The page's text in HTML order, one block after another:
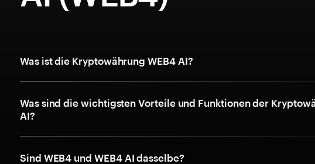
Was ist die Kryptowährung WEB4 AI?
Was sind die wichtigsten Vorteile und Funktionen der
AI?
Sind WEB4 und WEB4 AI dasselbe?